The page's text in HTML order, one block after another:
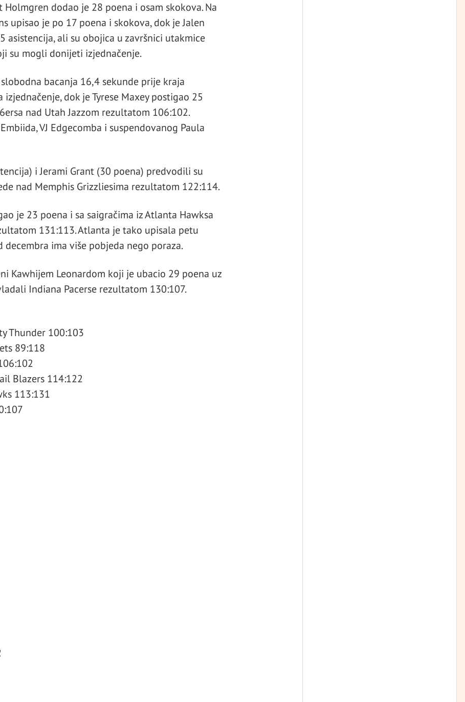
dodao je 28 poena i osam skokova. Na
upisao je po 17 poena i skokova, dok je Jalen
asistencija, ali su obojica u završnici utakmice
su mogli donijeti izjednačenje.
bacanja 16,4 sekunde prije kraja
dok je Tyrese Maxey postigao 25
nad Utah Jazzom rezultatom 106:102.
VJ Edgecomba i suspendovanog Paula
i Jerami Grant (30 poena) predvodili su
nad Memphis Grizzliesima rezultatom 122:114.
je 23 poena i sa saigračima iz Atlanta Hawksa
131:113. Atlanta je tako upisala petu
ima više pobjeda nego poraza.
Kawhijem Leonardom koji je ubacio 29 poena uz
Indiana Pacerse rezultatom 130:107.
Thunder 100:103
89:118
Blazers 114:122
113:131